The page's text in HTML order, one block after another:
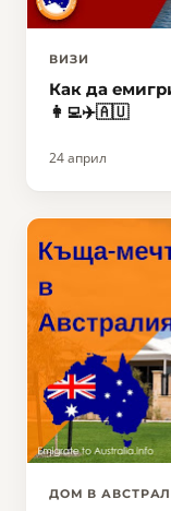
ВИЗИ
Как да
👩‍💻✈️🇦🇺
24 април
ДОМ В